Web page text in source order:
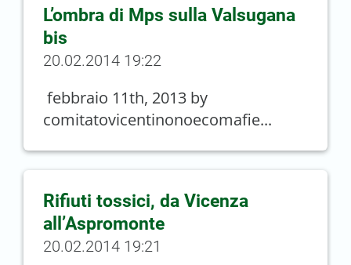
L’ombra di Mps sulla Valsugana
bis
20.02.2014 19:22
febbraio 11th, 2013 by
comitatovicentinonoecomafie...
Rifiuti tossici, da Vicenza
all’Aspromonte
20.02.2014 19:21